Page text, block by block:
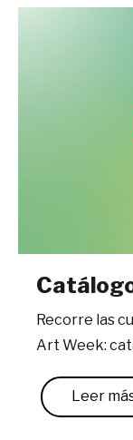
Recorre las
Art Week:
Leer